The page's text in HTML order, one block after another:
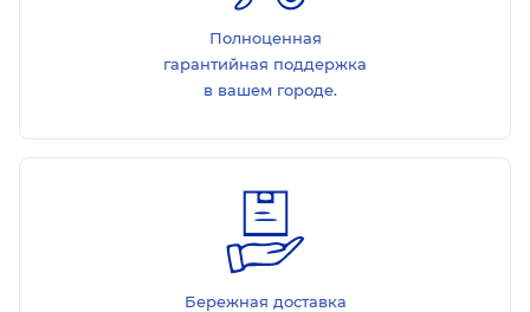
Полноценная
гарантийная поддержка
в вашем городе.
Бережная доставка